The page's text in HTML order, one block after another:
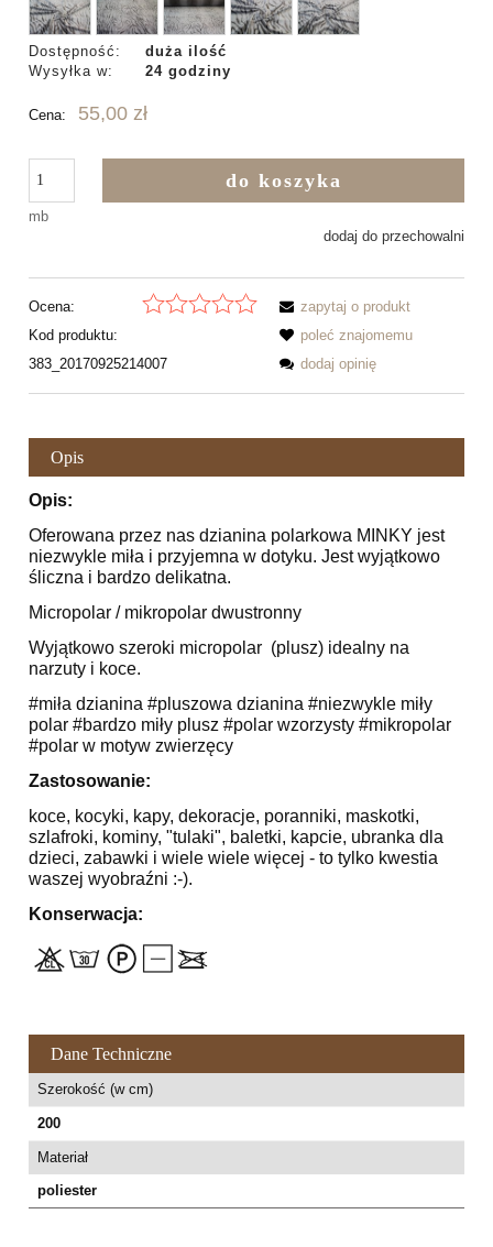
Dostępność:
duża ilość
Wysyłka w:
24 godziny
Cena: 55,00 zł
mb
do koszyka
dodaj do przechowalni
Ocena:
Kod produktu:
383_20170925214007
zapytaj o produkt
poleć znajomemu
dodaj opinię
Opis
Opis:
Oferowana przez nas dzianina polarkowa MINKY jest
niezwykle miła i przyjemna w dotyku. Jest wyjątkowo
śliczna i bardzo delikatna.
Micropolar / mikropolar dwustronny
Wyjątkowo szeroki micropolar (plusz) idealny na
narzuty i koce.
#miła dzianina #pluszowa dzianina #niezwykle miły
polar #bardzo miły plusz #polar wzorzysty #mikropolar
#polar w motyw zwierzęcy
Zastosowanie:
koce, kocyki, kapy, dekoracje, poranniki, maskotki,
szlafroki, kominy, "tulaki", baletki, kapcie, ubranka dla
dzieci, zabawki i wiele wiele więcej - to tylko kwestia
waszej wyobraźni :-).
Konserwacja:
Dane Techniczne
Szerokość (w cm)
200
Materiał
poliester